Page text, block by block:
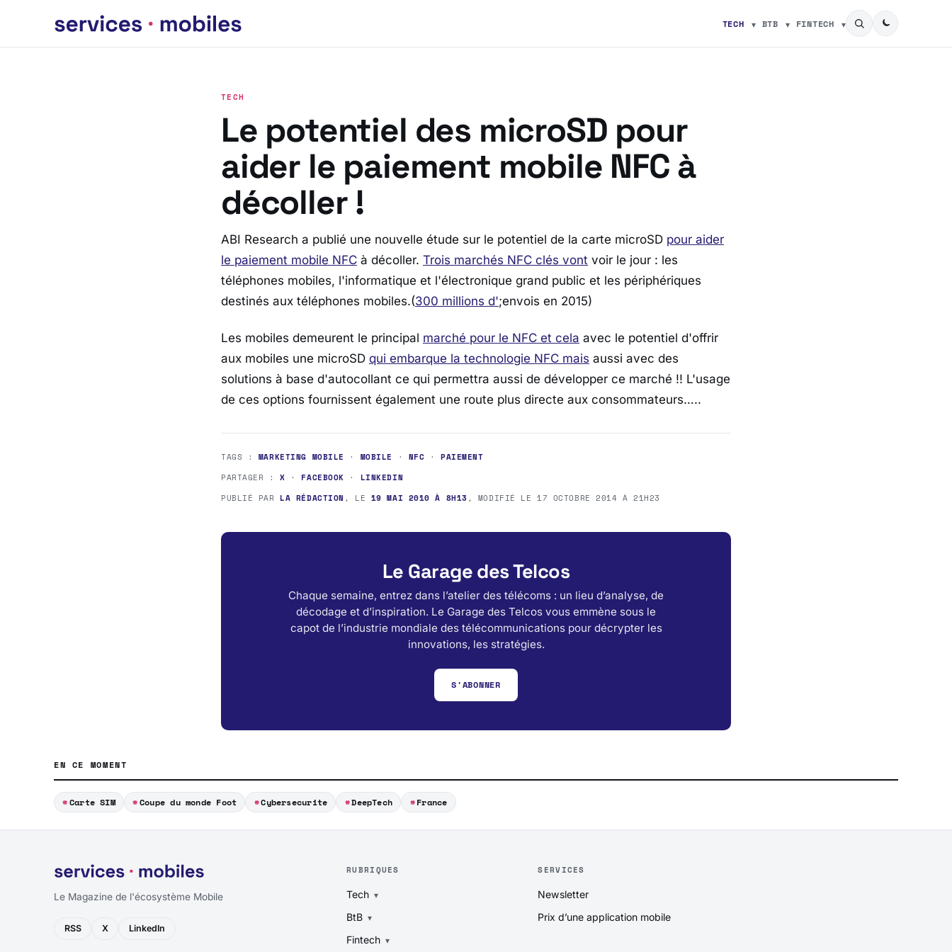
TECH BTB FINTECH
TECH
Le potentiel des microSD pour
aider le paiement mobile NFC à
décoller !
ABI Research a publié une nouvelle étude sur le potentiel de la carte microSD pour aider
le paiement mobile NFC à décoller. Trois marchés NFC clés vont voir le jour : les
téléphones mobiles, l'informatique et l'électronique grand public et les périphériques
destinés aux téléphones mobiles.(300 millions d';envois en 2015)
Les mobiles demeurent le principal marché pour le NFC et cela avec le potentiel d'offrir
aux mobiles une microSD qui embarque la technologie NFC mais aussi avec des
solutions à base d'autocollant ce qui permettra aussi de développer ce marché !! L'usage
de ces options fournissent également une route plus directe aux consommateurs…..
TAGS : MARKETING MOBILE · MOBILE · NFC ·PAIEMENT
PARTAGER :X · FACEBOOK · LINKEDIN
PUBLIÉ PAR LA RÉDACTION , LE 19 MAI 2010 À 8H13 , MODIFIÉ LE17 OCTOBRE 2014 À 21H23
Le Garage des Telcos
Chaque semaine, entrez dans l’atelier des télécoms : un lieu d’analyse, de
décodage et d’inspiration. Le Garage des Telcos vous emmène sous le
capot de l’industrie mondiale des télécommunications pour décrypter les
innovations, les stratégies.
S'ABONNER
EN CE MOMENT
Carte SIM Coupe du monde Foot Cybersecurite DeepTech France
Le Magazine de l'écosystème Mobile
RSS X LinkedIn
RUBRIQUES
Tech
BtB
Fintech
SERVICES
Newsletter
Prix d’une application mobile